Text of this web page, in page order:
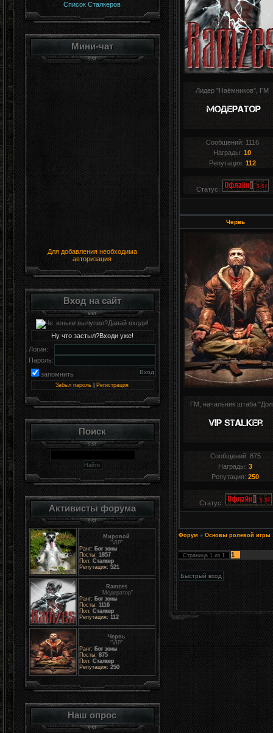
Список Сталкеров
Мини-чат
Для добавления необходима
авторизация
Вход на сайт
Ну что застыл?Входи уже!
Логин:
Пароль:
запомнить
Забыл пароль Регистрация
Поиск
Активисты форума
Мировой
"VIP"
Ранг: Бог зоны
Посты: 1857
Пол: Сталкер
Репутация: 521
Ramzes
"Модератор"
Ранг: Бог зоны
Посты: 1116
Пол: Сталкер
Репутация: 112
Червь
"VIP"
Ранг: Бог зоны
Посты: 875
Пол: Сталкер
Репутация: 250
Наш опрос
Лидер "Наёмников", ГМ
Сообщений: 1116
Награды:10
Репутация: 112
Статус:
Червь
ГМ, начальник штаба
Сообщений: 875
Награды:3
Репутация:250
Статус:
Форум » Основы ролевой игры
Страница 1 из 1 1